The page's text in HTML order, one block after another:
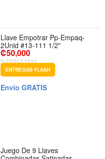
Llave Empotrar Pp-Empaq-
2Unid #13-111 1/2"
₡50,000
ELEGIBLE PARA
ENTREGAS FLASH
Envío GRATIS
Juego De 9 Llaves